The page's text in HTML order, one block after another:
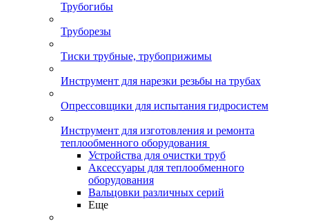
Трубогибы
Труборезы
Тиски трубные, трубоприжимы
Инструмент для нарезки резьбы на трубах
Опрессовщики для испытания гидросистем
Инструмент для изготовления и ремонта
теплообменного оборудования
Устройства для очистки труб
Аксессуары для теплообменного
оборудования
Вальцовки различных серий
Еще